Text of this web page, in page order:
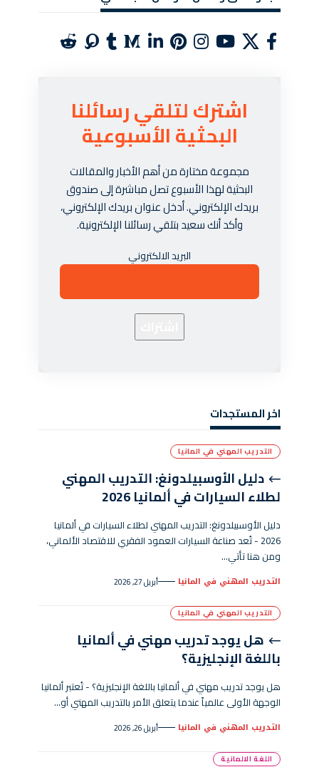
اشترك لتلقي رسائلنا
البحثية الأسبوعية
مجموعة مختارة من أهم الأخبار والمقالات
البحثية لهذا الأسبوع تصل مباشرة إلى صندوق
بريدك الإلكتروني. أدخل عنوان بريدك الإلكتروني،
وأكد أنك سعيد بتلقي رسائلنا الإلكترونية.
البريد الالكتروني
اخر المستجدات
التدريب المهني في المانيا
دليل الأوسبيلدونغ: التدريب المهني
لطلاء السيارات في ألمانيا 2026
دليل الأوسبيلدونغ: التدريب المهني لطلاء السيارات في ألمانيا
2026 - تُعد صناعة السيارات العمود الفقري للاقتصاد الألماني،
ومن هنا تأتي…
التدريب المهني في المانيا أبريل 27, 2026
التدريب المهني في المانيا
هل يوجد تدريب مهني في ألمانيا
باللغة الإنجليزية؟
هل يوجد تدريب مهني في ألمانيا باللغة الإنجليزية؟ - تُعتبر ألمانيا
الوجهة الأولى عالمياً عندما يتعلق الأمر بالتدريب المهني أو…
التدريب المهني في المانيا أبريل 26, 2026
اللغة الالمانية